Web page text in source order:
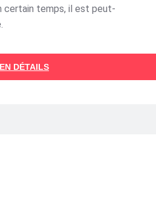
certain temps, il est peut-
.
DÉTAILS